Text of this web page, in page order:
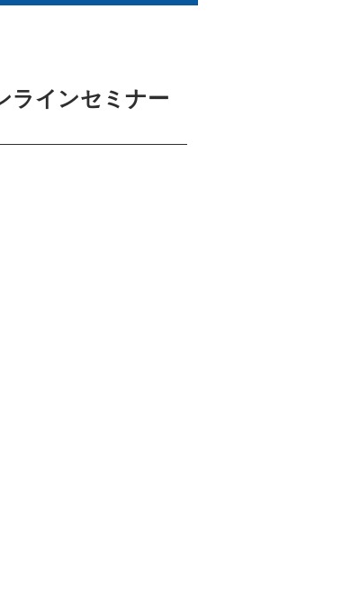
ラインセミナー